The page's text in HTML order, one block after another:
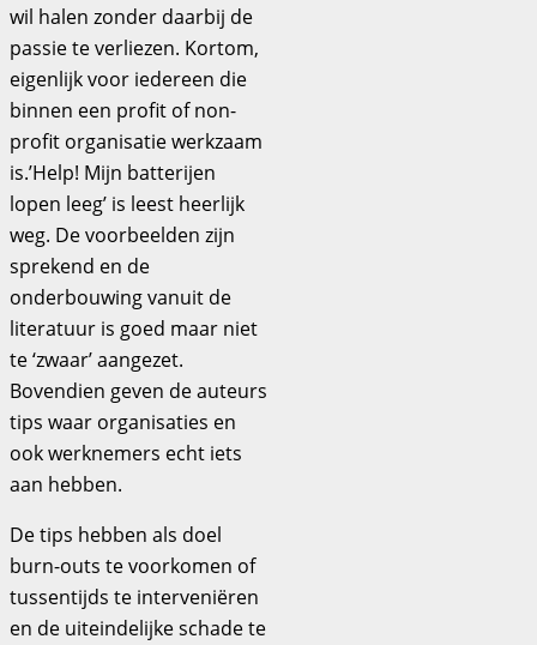
wil halen zonder daarbij de
passie te verliezen. Kortom,
eigenlijk voor iedereen die
binnen een profit of non-
profit organisatie werkzaam
is.’Help! Mijn batterijen
lopen leeg’ is leest heerlijk
weg. De voorbeelden zijn
sprekend en de
onderbouwing vanuit de
literatuur is goed maar niet
te ‘zwaar’ aangezet.
Bovendien geven de auteurs
tips waar organisaties en
ook werknemers echt iets
aan hebben.
De tips hebben als doel
burn-outs te voorkomen of
tussentijds te interveniëren
en de uiteindelijke schade te